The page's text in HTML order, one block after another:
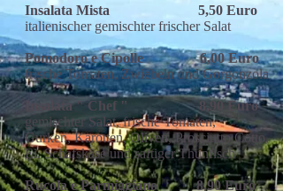
Insalata Mista 5,50 Euro
italienischer gemischter frischer Salat
Pomodoro e Cipolle 6,00 Euro
frische Tomaten, Zwiebeln und Gorgonzola
Insalata " Chef " 8,90 Euro
gemischter Salat, frische Tomaten,
Gurken,Karotten, Oliven, Prosciutto Cotto,
Ei, Schafskäseund saftiger Thunfisch
Rucola e Parmiggiano 8,90 Euro